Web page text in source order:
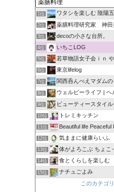
1位 ワタシを楽しむ 陰陽
2位 薬膳料理研究家 神田
3位 decoの小さな台所。
4位 いちこLOG
5位 若草物語女子会ｉｎ
6位 東京lifelog
7位 関西呑んべえマダムの
8位 ウェルビーライフ | ヘルス
9位 ビューティースタイ
10位 トレミキッチン
11位 Beautiful life Peaceful
12位 気ままに健康らいふ
13位 体がよろこぶ ちょこ
14位 食とくらしを楽しむ
15位
ナチュごよみ
このカテゴ